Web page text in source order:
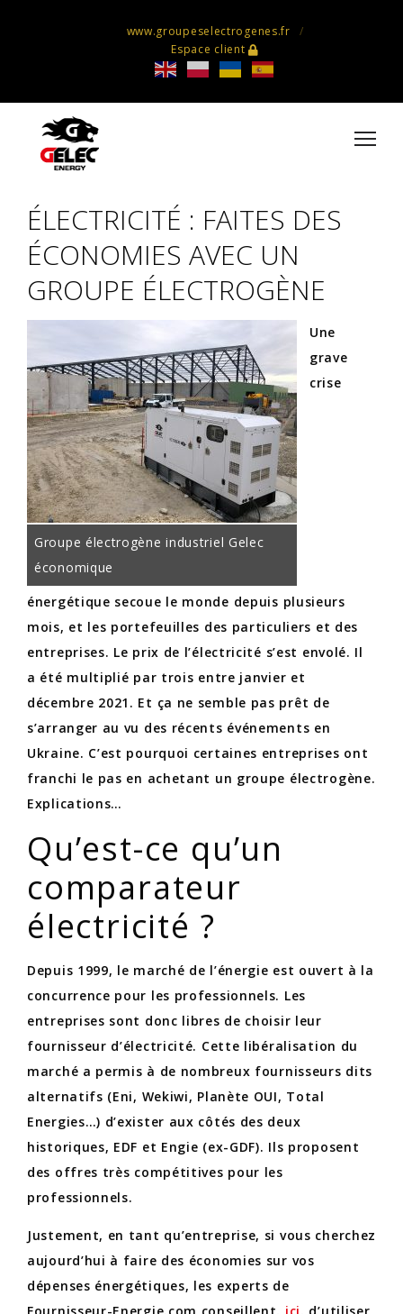
www.groupeselectrogenes.fr
Espace client
ÉLECTRICITÉ : FAITES DES
ÉCONOMIES AVEC UN
GROUPE ÉLECTROGÈNE
Groupe électrogène industriel Gelec
économique
Une
grave
crise
énergétique secoue le monde depuis plusieurs
mois, et les portefeuilles des particuliers et des
entreprises. Le prix de l’électricité s’est envolé. Il
a été multiplié par trois entre janvier et
décembre 2021. Et ça ne semble pas prêt de
s’arranger au vu des récents événements en
Ukraine. C’est pourquoi certaines entreprises ont
franchi le pas en achetant un groupe électrogène.
Explications…
Qu’est-ce qu’un
comparateur
électricité ?
Depuis 1999, le marché de l’énergie est ouvert à la
concurrence pour les professionnels. Les
entreprises sont donc libres de choisir leur
fournisseur d’électricité. Cette libéralisation du
marché a permis à de nombreux fournisseurs dits
alternatifs (Eni, Wekiwi, Planète OUI, Total
Energies…) d’exister aux côtés des deux
historiques, EDF et Engie (ex-GDF). Ils proposent
des offres très compétitives pour les
professionnels.
Justement, en tant qu’entreprise, si vous cherchez
aujourd’hui à faire des économies sur vos
dépenses énergétiques, les experts de
Fournisseur-Energie.com conseillent, ici, d’utiliser